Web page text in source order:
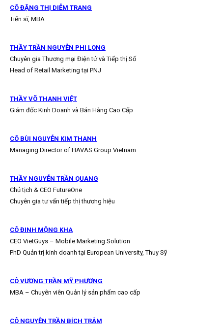
CÔ ĐẶNG THỊ DIỄM TRANG
Tiến sĩ, MBA
THẦY TRẦN NGUYỄN PHI LONG
Chuyên gia Thương mại Điện tử và Tiếp thị Số
Head of Retail Marketing tại PNJ
THẦY VÕ THANH VIỆT
Giám đốc Kinh Doanh và Bán Hàng Cao Cấp
CÔ BÙI NGUYỄN KIM THANH
Managing Director of HAVAS Group Vietnam
THẦY NGUYỄN TRẦN QUANG
Chủ tịch & CEO FutureOne
Chuyên gia tư vấn tiếp thị thương hiệu
CÔ ĐINH MỘNG KHA
CEO VietGuys – Mobile Marketing Solution
PhD Quản trị kinh doanh tại European University, Thuỵ Sỹ
CÔ VƯƠNG TRẦN MỸ PHƯƠNG
MBA – Chuyên viên Quản lý sản phẩm cao cấp
CÔ NGUYỄN TRẦN BÍCH TRÂM